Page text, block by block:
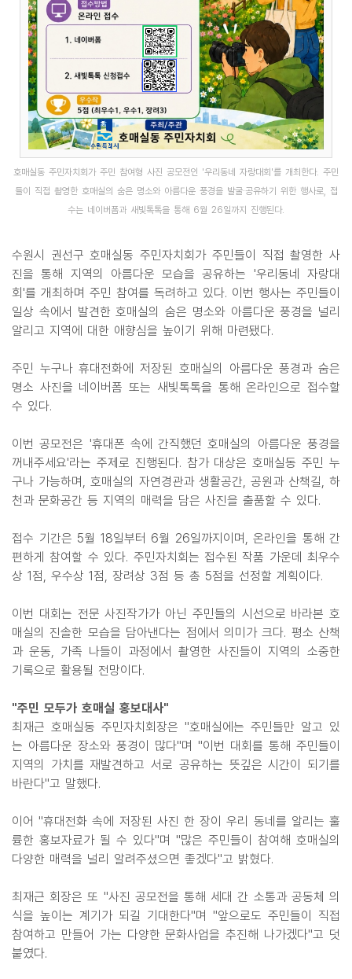
호매실동 주민자치회가 주민 참여형 사진 공모전인 '우리동네 자랑대회'를 개최한다. 주민
들이 직접 촬영한 호매실의 숨은 명소와 아름다운 풍경을 발굴·공유하기 위한 행사로, 접
수는 네이버폼과 새빛톡톡을 통해 6월 26일까지 진행된다.
수원시 권선구 호매실동 주민자치회가 주민들이 직접 촬영한 사
진을 통해 지역의 아름다운 모습을 공유하는 '우리동네 자랑대
회'를 개최하며 주민 참여를 독려하고 있다. 이번 행사는 주민들이
일상 속에서 발견한 호매실의 숨은 명소와 아름다운 풍경을 널리
알리고 지역에 대한 애향심을 높이기 위해 마련됐다.
주민 누구나 휴대전화에 저장된 호매실의 아름다운 풍경과 숨은
명소 사진을 네이버폼 또는 새빛톡톡을 통해 온라인으로 접수할
수 있다.
이번 공모전은 '휴대폰 속에 간직했던 호매실의 아름다운 풍경을
꺼내주세요'라는 주제로 진행된다. 참가 대상은 호매실동 주민 누
구나 가능하며, 호매실의 자연경관과 생활공간, 공원과 산책길, 하
천과 문화공간 등 지역의 매력을 담은 사진을 출품할 수 있다.
접수 기간은 5월 18일부터 6월 26일까지이며, 온라인을 통해 간
편하게 참여할 수 있다. 주민자치회는 접수된 작품 가운데 최우수
상 1점, 우수상 1점, 장려상 3점 등 총 5점을 선정할 계획이다.
이번 대회는 전문 사진작가가 아닌 주민들의 시선으로 바라본 호
매실의 진솔한 모습을 담아낸다는 점에서 의미가 크다. 평소 산책
과 운동, 가족 나들이 과정에서 촬영한 사진들이 지역의 소중한
기록으로 활용될 전망이다.
"주민 모두가 호매실 홍보대사"
최재근 호매실동 주민자치회장은 "호매실에는 주민들만 알고 있
는 아름다운 장소와 풍경이 많다"며 "이번 대회를 통해 주민들이
지역의 가치를 재발견하고 서로 공유하는 뜻깊은 시간이 되기를
바란다"고 말했다.
이어 "휴대전화 속에 저장된 사진 한 장이 우리 동네를 알리는 훌
륭한 홍보자료가 될 수 있다"며 "많은 주민들이 참여해 호매실의
다양한 매력을 널리 알려주셨으면 좋겠다"고 밝혔다.
최재근 회장은 또 "사진 공모전을 통해 세대 간 소통과 공동체 의
식을 높이는 계기가 되길 기대한다"며 "앞으로도 주민들이 직접
참여하고 만들어 가는 다양한 문화사업을 추진해 나가겠다"고 덧
붙였다.